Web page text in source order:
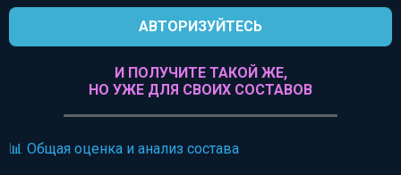
АВТОРИЗУЙТЕСЬ
И ПОЛУЧИТЕ ТАКОЙ ЖЕ,
НО УЖЕ ДЛЯ СВОИХ СОСТАВОВ
📊 Общая оценка и анализ состава